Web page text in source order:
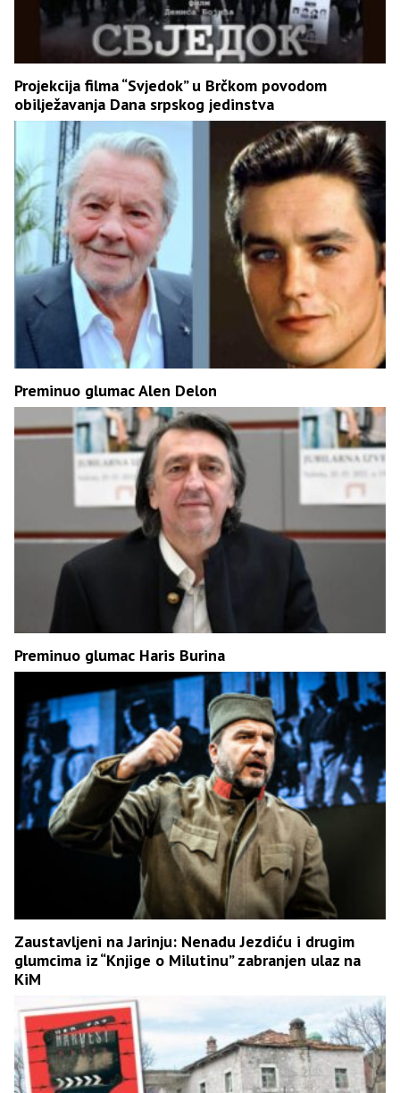
Projekcija filma “Svjedok” u Brčkom povodom
obilježavanja Dana srpskog jedinstva
Preminuo glumac Alen Delon
Preminuo glumac Haris Burina
Zaustavljeni na Jarinju: Nenadu Jezdiću i drugim
glumcima iz “Knjige o Milutinu” zabranjen ulaz na
KiM